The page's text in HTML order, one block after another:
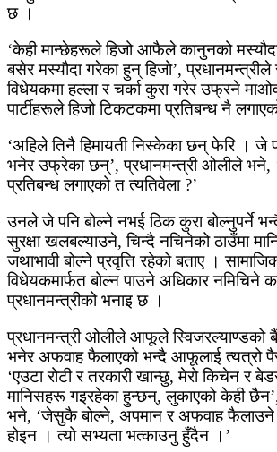
छ ।
‘केही मान्छेहरूले हिजो आफैले कानुनको
बसेर मस्यौदा गरेका हुन् हिजो’,
विधेयकमा हल्ला र चर्का कुरा गरेर उफ्रने
पार्टीहरूले हिजो टिकटकमा प्रतिबन्ध नै
‘अहिले तिनै हिमायती निस्केका छन् फेरि । जे
भनेर उफ्रेका छन्’, प्रधानमन्त्री ओलीले भने,
प्रतिबन्ध लगाएको त त्यतिवेला ?’
उनले जे पनि बोल्ने नभई ठिक कुरा बोल्नुपर्ने
सुरक्षा खलबल्याउने, चिन्दै नचिनेको ठाउँमा
जथाभावी बोल्ने प्रवृत्ति रहेको बताए ।
विधेयकमार्फत बोल्न पाउने अधिकार नमिचिने
प्रधानमन्त्रीको भनाइ छ ।
प्रधानमन्त्री ओलीले आफूले स्विजरल्याण्डको
भनेर अफवाह फैलाएको भन्दै आफूलाई त्यत्रो
‘एउटा रोटी र तरकारी खान्छु, मेरो किचेन र
मानिसहरू गइरहेका हुन्छन्, लुकाएको केही
भने, ‘जेसुकै बोल्ने, अपमान र अफवाह फैलाउने
होइन । त्यो सभ्यता भत्काउनु हुँदैन ।’